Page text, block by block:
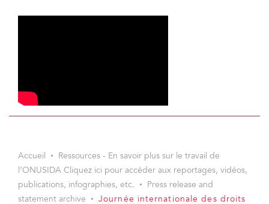
Accueil
Ressources - En savoir plus sur le travail de
l’ONUSIDA Cliquez ici pour accéder aux reportages, vidéos,
publications, infographies, etc.
Press release and
statement archive
Journée internationale des droits